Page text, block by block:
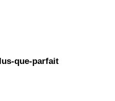
que-parfait